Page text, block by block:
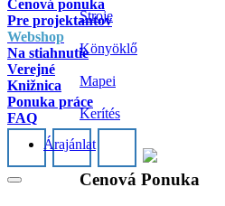
Stroje
Könyöklő
Mapei
Kerítés
Árajánlat
Cenová Ponuka
Cenová ponuka
Pre projektantov
Webshop
Na stiahnutie
Verejné
Knižnica
Ponuka práce
FAQ